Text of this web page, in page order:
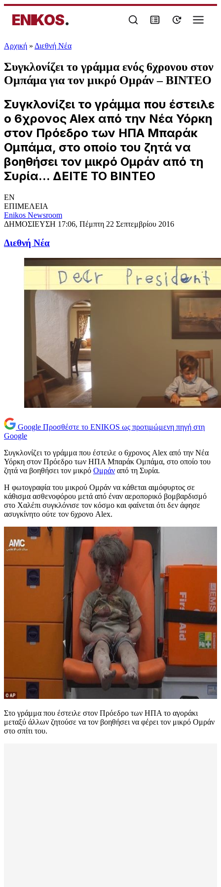
ENIKOS.
Αρχική » Διεθνή Νέα
Συγκλονίζει το γράμμα ενός 6χρονου στον
Ομπάμα για τον μικρό Ομράν – ΒΙΝΤΕΟ
Συγκλονίζει το γράμμα που έστειλε
ο 6χρονος Alex από την Νέα Υόρκη
στον Πρόεδρο των ΗΠΑ Μπαράκ
Ομπάμα, στο οποίο του ζητά να
βοηθήσει τον μικρό Ομράν από τη
Συρία... ΔΕΙΤΕ ΤΟ ΒΙΝΤΕΟ
EN
ΕΠΙΜΕΛΕΙΑ
Enikos Newsroom
ΔΗΜΟΣΙΕΥΣΗ 17:06, Πέμπτη 22 Σεπτεμβρίου 2016
Διεθνή Νέα
Google Προσθέστε το ENIKOS ως προτιμώμενη πηγή στη
Google
Συγκλονίζει το γράμμα που έστειλε ο 6χρονος Alex από την Νέα
Υόρκη στον Πρόεδρο των ΗΠΑ Μπαράκ Ομπάμα, στο οποίο του
ζητά να βοηθήσει τον μικρό Ομράν από τη Συρία.
Η φωτογραφία του μικρού Ομράν να κάθεται αιμόφυρτος σε
κάθισμα ασθενοφόρου μετά από έναν αεροπορικό βομβαρδισμό
στο Χαλέπι συγκλόνισε τον κόσμο και φαίνεται ότι δεν άφησε
ασυγκίνητο ούτε τον 6χρονο Alex.
Στο γράμμα που έστειλε στον Πρόεδρο των ΗΠΑ το αγοράκι
μεταξύ άλλων ζητούσε να τον βοηθήσει να φέρει τον μικρό Ομράν
στο σπίτι του.